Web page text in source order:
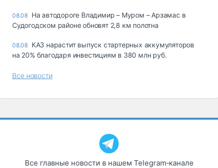
08.08 На автодороге Владимир – Муром – Арзамас в
Судогодском районе обновят 2,8 км полотна
08.08 КАЗ нарастит выпуск стартерных аккумуляторов
на 20% благодаря инвестициям в 380 млн руб.
Все новости
Все главные новости в нашем Telegram‑канале